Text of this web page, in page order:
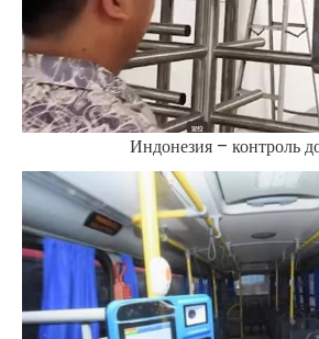
Индонезия – контроль